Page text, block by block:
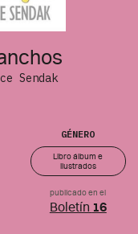
Sendak
GÉNERO
Libro álbum e
ilustrados
publicado en el
Boletín 16